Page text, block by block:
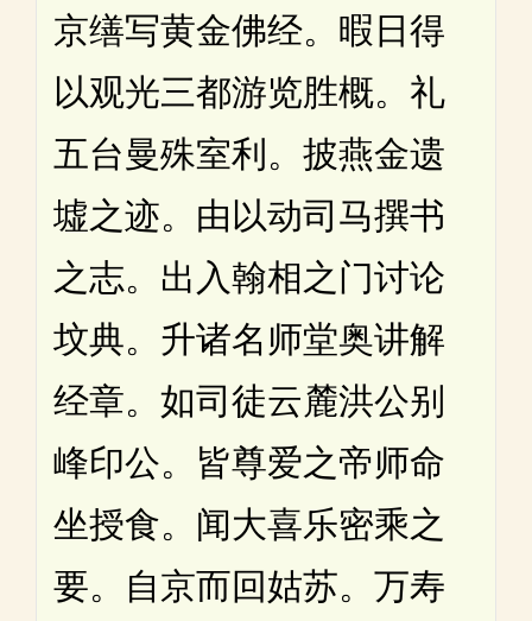
京缮写黄金佛经。暇日得
以观光三都游览胜概。礼
五台曼殊室利。披燕金遗
墟之迹。由以动司马撰书
之志。出入翰相之门讨论
坟典。升诸名师堂奥讲解
经章。如司徒云麓洪公别
峰印公。皆尊爱之帝师命
坐授食。闻大喜乐密乘之
要。自京而回姑苏。万寿